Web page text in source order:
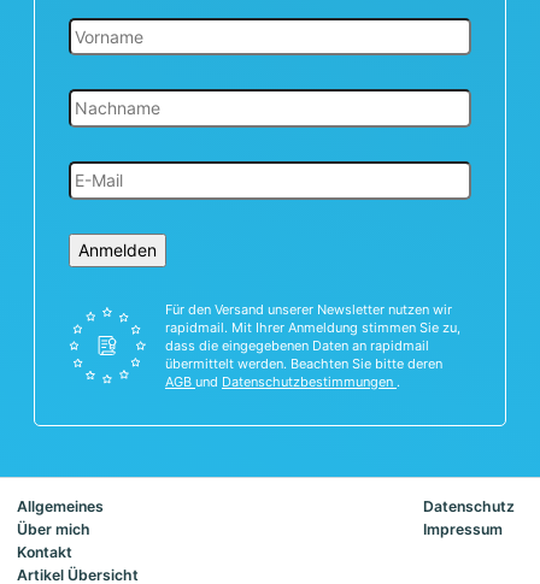
Anmelden
Für den Versand unserer Newsletter nutzen wir
rapidmail. Mit Ihrer Anmeldung stimmen Sie zu,
dass die eingegebenen Daten an rapidmail
übermittelt werden. Beachten Sie bitte deren
AGB und Datenschutzbestimmungen .
Allgemeines
Über mich
Kontakt
Artikel Übersicht
Datenschutz
Impressum